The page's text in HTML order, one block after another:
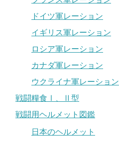
ドイツ軍レーション
イギリス軍レーション
ロシア軍レーション
カナダ軍レーション
ウクライナ軍レーション
戦闘糧食Ⅰ、Ⅱ型
戦闘用ヘルメット図鑑
日本のヘルメット